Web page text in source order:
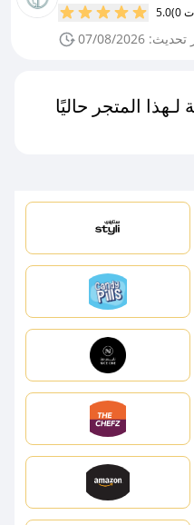
5.0
07/08/2026